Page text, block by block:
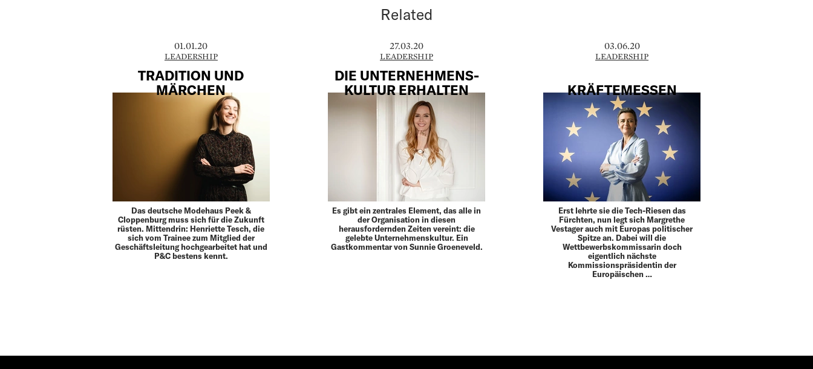
Related
01.01.20
LEADERSHIP
TRADITION UND
MÄRCHEN
Das deutsche Modehaus Peek &
Cloppenburg muss sich für die Zukunft
rüsten. Mittendrin: Henriette Tesch, die
sich vom Trainee zum Mitglied der
Geschäftsleitung hochgearbeitet hat und
P&C bestens kennt.
27.03.20
LEADERSHIP
DIE UNTERNEHMENS-
KULTUR ERHALTEN
Es gibt ein zentrales Element, das alle in
der Organisation in diesen
herausfordernden Zeiten vereint: die
gelebte Unternehmenskultur. Ein
Gastkommentar von Sunnie Groeneveld.
03.06.20
LEADERSHIP
KRÄFTEMESSEN
Erst lehrte sie die Tech-Riesen das
Fürchten, nun legt sich Margrethe
Vestager auch mit Europas politischer
Spitze an. Dabei will die
Wettbewerbskommissarin doch
eigentlich nächste
Kommissionspräsidentin der
Europäischen …